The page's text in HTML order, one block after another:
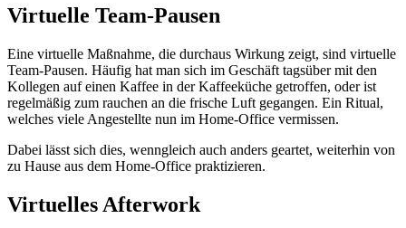
Virtuelle Team-Pausen
Eine virtuelle Maßnahme, die durchaus Wirkung zeigt, sind virtuelle
Team-Pausen. Häufig hat man sich im Geschäft tagsüber mit den
Kollegen auf einen Kaffee in der Kaffeeküche getroffen, oder ist
regelmäßig zum rauchen an die frische Luft gegangen. Ein Ritual,
welches viele Angestellte nun im Home-Office vermissen.
Dabei lässt sich dies, wenngleich auch anders geartet, weiterhin von
zu Hause aus dem Home-Office praktizieren.
Virtuelles Afterwork